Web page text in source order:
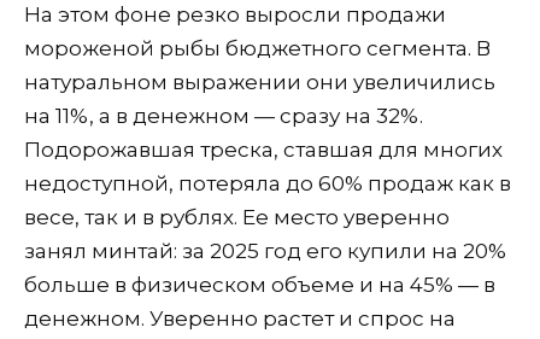
На этом фоне резко выросли продажи
мороженой рыбы бюджетного сегмента. В
натуральном выражении они увеличились
на 11%, а в денежном — сразу на 32%.
Подорожавшая треска, ставшая для многих
недоступной, потеряла до 60% продаж как в
весе, так и в рублях. Ее место уверенно
занял минтай: за 2025 год его купили на 20%
больше в физическом объеме и на 45% — в
денежном. Уверенно растет и спрос на